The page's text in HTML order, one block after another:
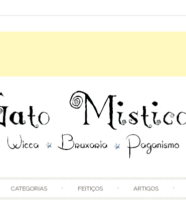
CATEGORIAS FEITIÇOS ARTIGOS